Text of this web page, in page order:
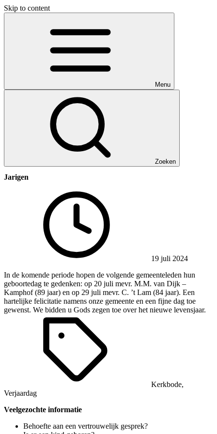
Skip to content
Menu
Zoeken
Jarigen
19 juli 2024
In de komende periode hopen de volgende gemeenteleden hun
geboortedag te gedenken: op 20 juli mevr. M.M. van Dijk –
Kamphof (89 jaar) en op 29 juli mevr. C. ’t Lam (84 jaar). Een
hartelijke felicitatie namens onze gemeente en een fijne dag toe
gewenst. We bidden u Gods zegen toe over het nieuwe levensjaar.
Kerkbode,
Verjaardag
Veelgezochte informatie
Behoefte aan een vertrouwelijk gesprek?